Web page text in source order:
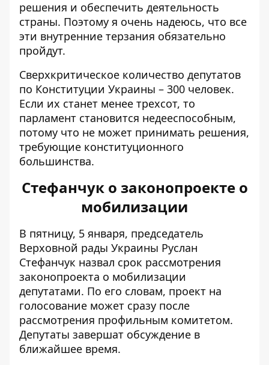
решения и обеспечить деятельность
страны. Поэтому я очень надеюсь, что все
эти внутренние терзания обязательно
пройдут.
Сверхкритическое количество депутатов
по Конституции Украины – 300 человек.
Если их станет менее трехсот, то
парламент становится недееспособным,
потому что не может принимать решения,
требующие конституционного
большинства.
Стефанчук о законопроекте о
мобилизации
В пятницу, 5 января, председатель
Верховной рады Украины Руслан
Стефанчук назвал срок рассмотрения
законопроекта о мобилизации
депутатами. По его словам, проект на
голосование может сразу после
рассмотрения профильным комитетом.
Депутаты завершат обсуждение в
ближайшее время.